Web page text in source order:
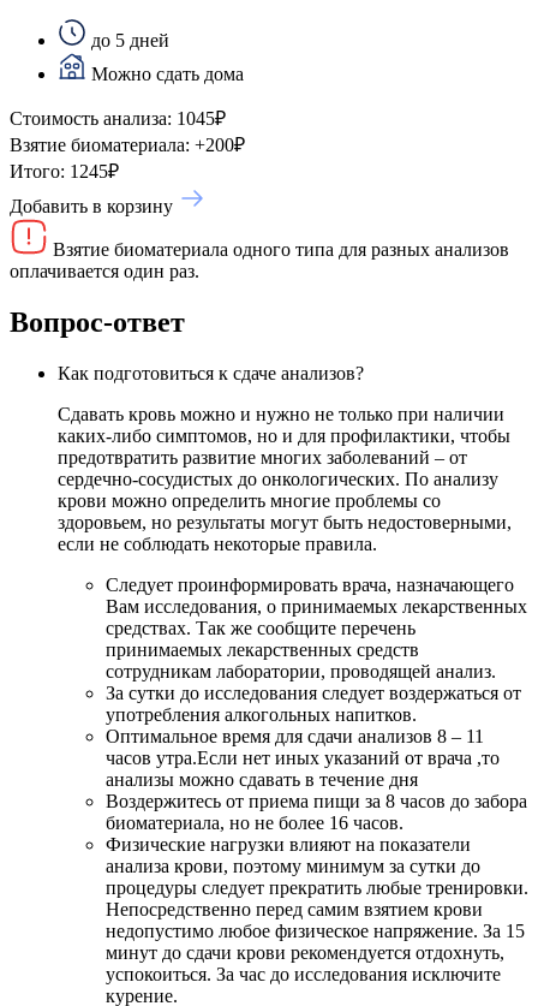
до 5 дней
Можно сдать дома
Стоимость анализа: 1045₽
Взятие биоматериала: +200₽
Итого: 1245₽
Добавить в корзину
Взятие биоматериала одного типа для разных анализов
оплачивается один раз.
Вопрос-ответ
Как подготовиться к сдаче анализов?
Сдавать кровь можно и нужно не только при наличии
каких-либо симптомов, но и для профилактики, чтобы
предотвратить развитие многих заболеваний – от
сердечно-сосудистых до онкологических. По анализу
крови можно определить многие проблемы со
здоровьем, но результаты могут быть недостоверными,
если не соблюдать некоторые правила.
Следует проинформировать врача, назначающего
Вам исследования, о принимаемых лекарственных
средствах. Так же сообщите перечень
принимаемых лекарственных средств
сотрудникам лаборатории, проводящей анализ.
За сутки до исследования следует воздержаться от
употребления алкогольных напитков.
Оптимальное время для сдачи анализов 8 – 11
часов утра.Если нет иных указаний от врача ,то
анализы можно сдавать в течение дня
Воздержитесь от приема пищи за 8 часов до забора
биоматериала, но не более 16 часов.
Физические нагрузки влияют на показатели
анализа крови, поэтому минимум за сутки до
процедуры следует прекратить любые тренировки.
Непосредственно перед самим взятием крови
недопустимо любое физическое напряжение. За 15
минут до сдачи крови рекомендуется отдохнуть,
успокоиться. За час до исследования исключите
курение.